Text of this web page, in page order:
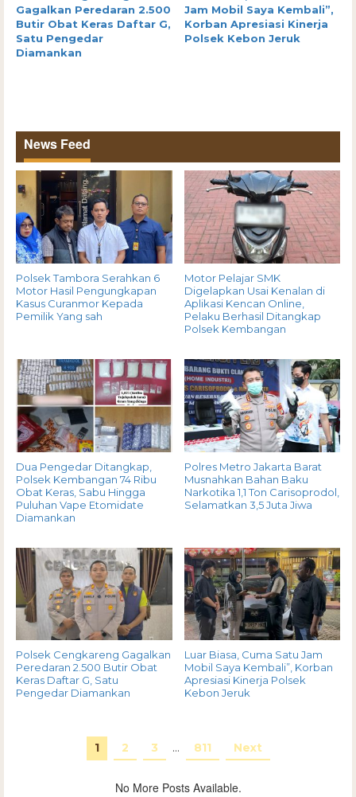
Gagalkan Peredaran 2.500
Butir Obat Keras Daftar G,
Satu Pengedar
Diamankan
Jam Mobil Saya Kembali”,
Korban Apresiasi Kinerja
Polsek Kebon Jeruk
News Feed
Polsek Tambora Serahkan 6
Motor Hasil Pengungkapan
Kasus Curanmor Kepada
Pemilik Yang sah
Motor Pelajar SMK
Digelapkan Usai Kenalan di
Aplikasi Kencan Online,
Pelaku Berhasil Ditangkap
Polsek Kembangan
Dua Pengedar Ditangkap,
Polsek Kembangan 74 Ribu
Obat Keras, Sabu Hingga
Puluhan Vape Etomidate
Diamankan
Polres Metro Jakarta Barat
Musnahkan Bahan Baku
Narkotika 1,1 Ton Carisoprodol,
Selamatkan 3,5 Juta Jiwa
Polsek Cengkareng Gagalkan
Peredaran 2.500 Butir Obat
Keras Daftar G, Satu
Pengedar Diamankan
Luar Biasa, Cuma Satu Jam
Mobil Saya Kembali”, Korban
Apresiasi Kinerja Polsek
Kebon Jeruk
1 2 3 … 811 Next
No More Posts Available.